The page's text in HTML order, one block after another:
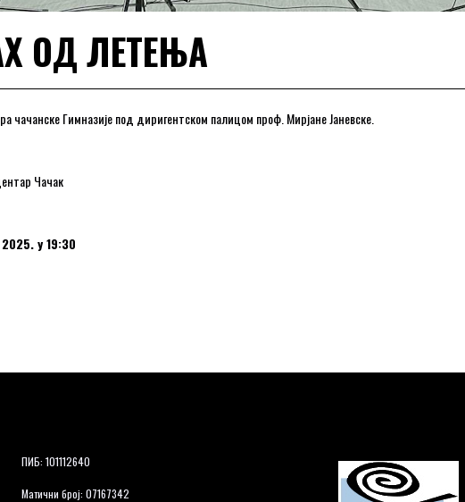
ОД ЛЕТЕЊА
чачанске Гимназије под диригентском палицом проф. Мирјане Јаневске.
Чачак
у 19:30
ПИБ: 101112640
Матични број: 07167342